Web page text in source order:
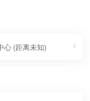
心 (距离未知)